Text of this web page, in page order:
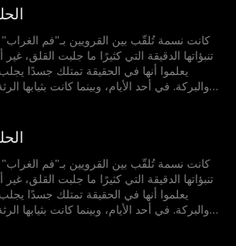
أخذتها هالة معها إلى قصر الحاكم
لحظة دخولها بدأت البركات تتدفق: الزهور
والكلب العجوز يستعيد حيويته، لكن ما
قدرات نسمة كان أعظم بكثير…
كانت نسمة تُلقّب بين القرويين بـ"فم
تنبؤاتها الدقيقة التي كثيرًا ما جلبت القلق، غير
يعلموا أنها في الحقيقة تمتلك جسدًا
والبركة. في أحد الأيام، وبينما كانت بثيابها
أخذتها هالة معها إلى قصر الحاكم
لحظة دخولها بدأت البركات تتدفق: الزهور
والكلب العجوز يستعيد حيويته، لكن ما
قدرات نسمة كان أعظم بكثير…
كانت نسمة تُلقّب بين القرويين بـ"فم
تنبؤاتها الدقيقة التي كثيرًا ما جلبت القلق، غير
يعلموا أنها في الحقيقة تمتلك جسدًا
والبركة. في أحد الأيام، وبينما كانت بثيابها